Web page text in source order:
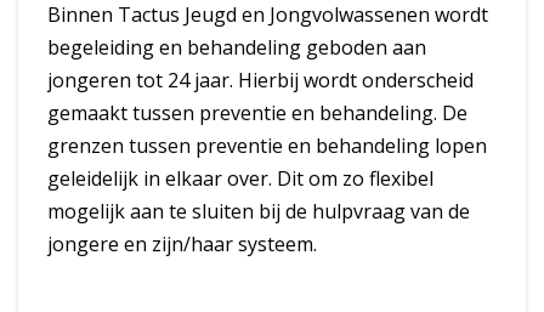
Binnen Tactus Jeugd en Jongvolwassenen wordt
begeleiding en behandeling geboden aan
jongeren tot 24 jaar. Hierbij wordt onderscheid
gemaakt tussen preventie en behandeling. De
grenzen tussen preventie en behandeling lopen
geleidelijk in elkaar over. Dit om zo flexibel
mogelijk aan te sluiten bij de hulpvraag van de
jongere en zijn/haar systeem.